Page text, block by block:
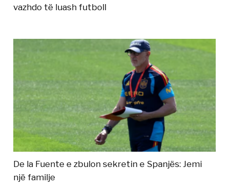
vazhdo të luash futboll
De la Fuente e zbulon sekretin e Spanjës: Jemi
një familje